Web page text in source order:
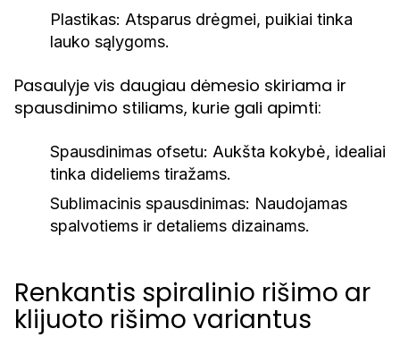
Plastikas: Atsparus drėgmei, puikiai tinka
lauko sąlygoms.
Pasaulyje vis daugiau dėmesio skiriama ir
spausdinimo stiliams, kurie gali apimti:
Spausdinimas ofsetu: Aukšta kokybė, idealiai
tinka dideliems tiražams.
Sublimacinis spausdinimas: Naudojamas
spalvotiems ir detaliems dizainams.
Renkantis spiralinio rišimo ar
klijuoto rišimo variantus